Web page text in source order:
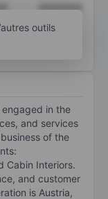
XXXXXXX
outils
engaged in the
and services
of the
Cabin Interiors.
and customer
is Austria,